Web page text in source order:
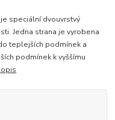
speciální dvouvrstvý
Jedna strana je vyrobena
teplejších podmínek a
podmínek k vyššímu